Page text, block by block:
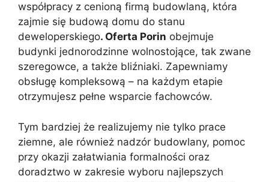
współpracy z cenioną firmą budowlaną, która
zajmie się budową domu do stanu
deweloperskiego. Oferta Porin obejmuje
budynki jednorodzinne wolnostojące, tak zwane
szeregowce, a także bliźniaki. Zapewniamy
obsługę kompleksową – na każdym etapie
otrzymujesz pełne wsparcie fachowców.
Tym bardziej że realizujemy nie tylko prace
ziemne, ale również nadzór budowlany, pomoc
przy okazji załatwiania formalności oraz
doradztwo w zakresie wyboru najlepszych